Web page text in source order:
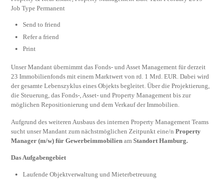
Job Type Permanent
Send to friend
Refer a friend
Print
Unser Mandant übernimmt das Fonds- und Asset Management für derzeit
23 Immobilienfonds mit einem Marktwert von rd. 1 Mrd. EUR. Dabei wird
der gesamte Lebenszyklus eines Objekts begleitet. Über die Projektierung,
die Steuerung, das Fonds-, Asset- und Property Management bis zur
möglichen Repositionierung und dem Verkauf der Immobilien.
Aufgrund des weiteren Ausbaus des internen Property Management Teams
sucht unser Mandant zum nächstmöglichen Zeitpunkt eine/nProperty
Manager (m/w) für Gewerbeimmobilien amStandort Hamburg.
Das Aufgabengebiet
Laufende Objektverwaltung und Mieterbetreuung